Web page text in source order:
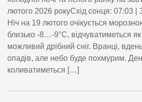
лютого 2026 рокуСхід сонця: 07:03 |
Ніч на 19 лютого очікується
близько -8…-9°C, відчуватиметься
можливий дрібний сніг. Вранці,
опадів, але небо буде похмурим.
коливатиметься […]